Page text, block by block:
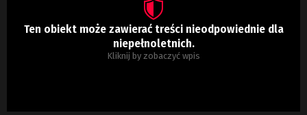
Ten obiekt może zawierać treści nieodpowiednie dla
niepełnoletnich.
Kliknij by zobaczyć wpis